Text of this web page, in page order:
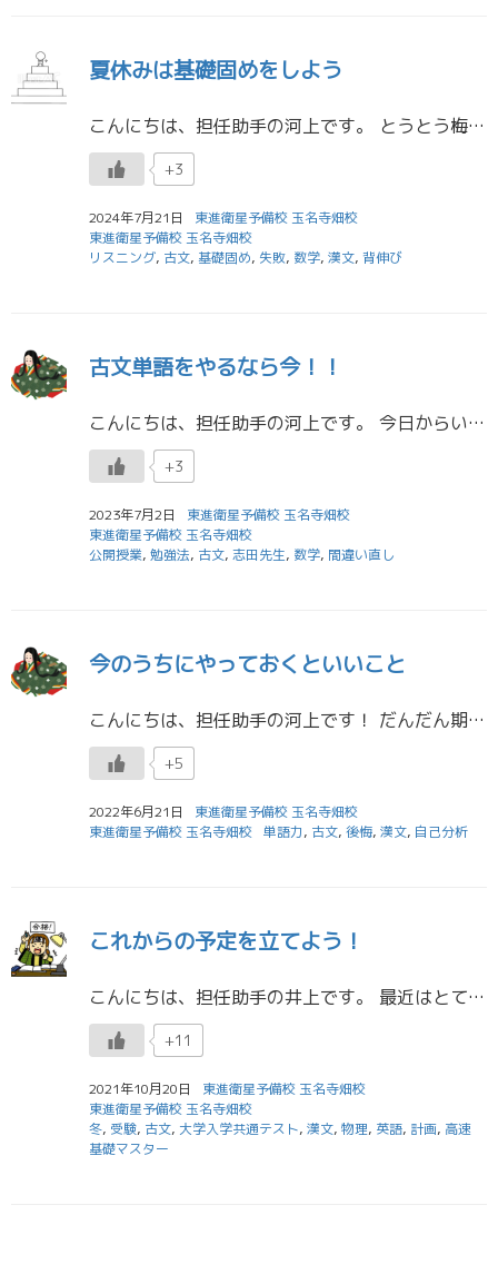
夏休みは基礎固めをしよう
こんにちは、担任助手の河上です。 とうとう梅雨明けして、本格的な暑さがやってきましたね
+3
2024年7月21日
東進衛星予備校 玉名寺畑校
東進衛星予備校 玉名寺畑校
リスニング, 古文, 基礎固め, 失敗, 数学, 漢文, 背伸び
古文単語をやるなら今！！
こんにちは、担任助手の河上です。 今日からいよいよ7月ですね。本当に時間が経つのが早いです
+3
2023年7月2日
東進衛星予備校 玉名寺畑校
東進衛星予備校 玉名寺畑校
公開授業, 勉強法, 古文, 志田先生, 数学, 間違い直し
今のうちにやっておくといいこと
こんにちは、担任助手の河上です！ だんだん期末テストが近づいてきていますが、テスト勉強は進められていますか。学校の模試や全国統一高校生テストが終わって、ひと休みしたいという人がいるかもしれません。 私も先週はテストが […]
+5
2022年6月21日
東進衛星予備校 玉名寺畑校
東進衛星予備校 玉名寺畑校 単語力, 古文, 後悔, 漢文, 自己分析
これからの予定を立てよう！
こんにちは、担任助手の井上です。 最近はとても寒くなってきましたね。 私はバイクに乗るのですが、朝や夕方などとても寒くて、凍えてしまいそうです。 高校へ自転車で通っている人も同じように風を受けて寒い思いをしているでしょう […]
+11
2021年10月20日
東進衛星予備校 玉名寺畑校
東進衛星予備校 玉名寺畑校
冬, 受験, 古文, 大学入学共通テスト, 漢文, 物理, 英語, 計画, 高速
基礎マスター